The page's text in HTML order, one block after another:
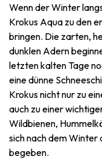
Wenn der Winter
Krokus Aqua zu den
bringen. Die zarten,
dunklen Adern
letzten kalten Tage
eine dünne
Krokus nicht nur zu
auch zu einer
Wildbienen,
sich nach dem Winter
begeben.